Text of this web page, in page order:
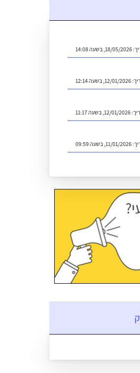
18/05/2026, בשעה 14:08
12/01/2026, בשעה 12:14
12/01/2026, בשעה 11:17
11/01/2026, בשעה 09:59
18/05/2026, בשעה 14:13